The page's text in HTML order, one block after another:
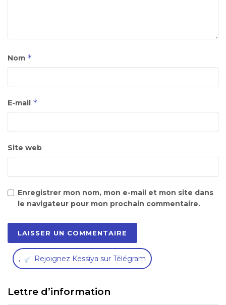
Nom *
E-mail *
Site web
Enregistrer mon nom, mon e-mail et mon site dans
le navigateur pour mon prochain commentaire.
, Rejoignez Kessiya sur Télégram
Lettre d’information